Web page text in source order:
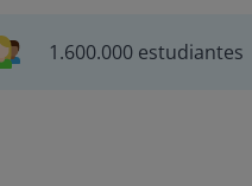
1.600.000 estudiantes